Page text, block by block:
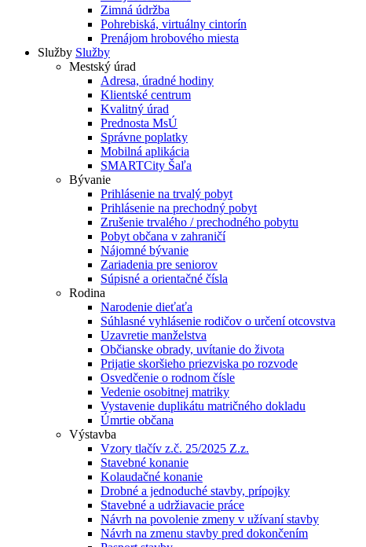
Zimná údržba
Pohrebiská, virtuálny cintorín
Prenájom hrobového miesta
Služby Služby
Mestský úrad
Adresa, úradné hodiny
Klientské centrum
Kvalitný úrad
Prednosta MsÚ
Správne poplatky
Mobilná aplikácia
SMARTCity Šaľa
Bývanie
Prihlásenie na trvalý pobyt
Prihlásenie na prechodný pobyt
Zrušenie trvalého / prechodného pobytu
Pobyt občana v zahraničí
Nájomné bývanie
Zariadenia pre seniorov
Súpisné a orientačné čísla
Rodina
Narodenie dieťaťa
Súhlasné vyhlásenie rodičov o určení otcovstva
Uzavretie manželstva
Občianske obrady, uvítanie do života
Prijatie skoršieho priezviska po rozvode
Osvedčenie o rodnom čísle
Vedenie osobitnej matriky
Vystavenie duplikátu matričného dokladu
Úmrtie občana
Výstavba
Vzory tlačív z.č. 25/2025 Z.z.
Stavebné konanie
Kolaudačné konanie
Drobné a jednoduché stavby, prípojky
Stavebné a udržiavacie práce
Návrh na povolenie zmeny v užívaní stavby
Návrh na zmenu stavby pred dokončením